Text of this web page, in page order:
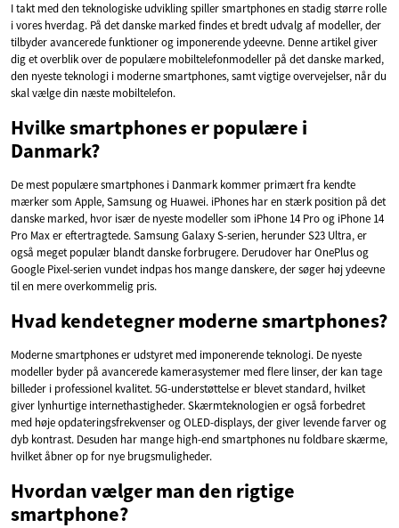
I takt med den teknologiske udvikling spiller smartphones en stadig større rolle
i vores hverdag. På det danske marked findes et bredt udvalg af modeller, der
tilbyder avancerede funktioner og imponerende ydeevne. Denne artikel giver
dig et overblik over de populære mobiltelefonmodeller på det danske marked,
den nyeste teknologi i moderne smartphones, samt vigtige overvejelser, når du
skal vælge din næste mobiltelefon.
Hvilke smartphones er populære i
Danmark?
De mest populære smartphones i Danmark kommer primært fra kendte
mærker som Apple, Samsung og Huawei. iPhones har en stærk position på det
danske marked, hvor især de nyeste modeller som iPhone 14 Pro og iPhone 14
Pro Max er eftertragtede. Samsung Galaxy S-serien, herunder S23 Ultra, er
også meget populær blandt danske forbrugere. Derudover har OnePlus og
Google Pixel-serien vundet indpas hos mange danskere, der søger høj ydeevne
til en mere overkommelig pris.
Hvad kendetegner moderne smartphones?
Moderne smartphones er udstyret med imponerende teknologi. De nyeste
modeller byder på avancerede kamerasystemer med flere linser, der kan tage
billeder i professionel kvalitet. 5G-understøttelse er blevet standard, hvilket
giver lynhurtige internethastigheder. Skærmteknologien er også forbedret
med høje opdateringsfrekvenser og OLED-displays, der giver levende farver og
dyb kontrast. Desuden har mange high-end smartphones nu foldbare skærme,
hvilket åbner op for nye brugsmuligheder.
Hvordan vælger man den rigtige
smartphone?